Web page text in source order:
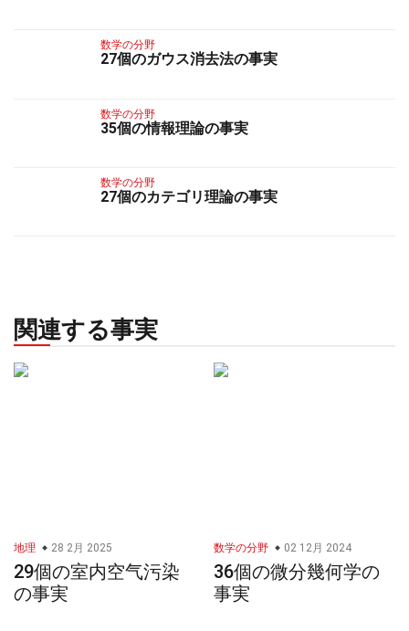
数学の分野
27個のガウス消去法の事実
数学の分野
35個の情報理論の事実
数学の分野
27個のカテゴリ理論の事実
関連する事実
地理 28 2月 2025
29個の室内空气污染
の事実
数学の分野 02 12月 2024
36個の微分幾何学の
事実